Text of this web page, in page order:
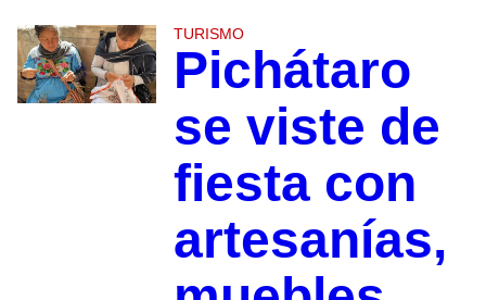
TURISMO
Pichátaro
se viste de
fiesta con
artesanías,